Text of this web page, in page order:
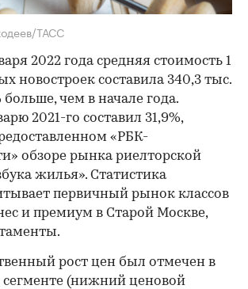
ТАСС
2022 года средняя стоимость 1
новостроек составила 340,3 тыс.
чем в начале года.
2021-го составил 31,9%,
«РБК-
обзоре рынка риелторской
жилья». Статистика
первичный рынок классов
и премиум в Старой Москве,
рост цен был отмечен в
(нижний ценовой